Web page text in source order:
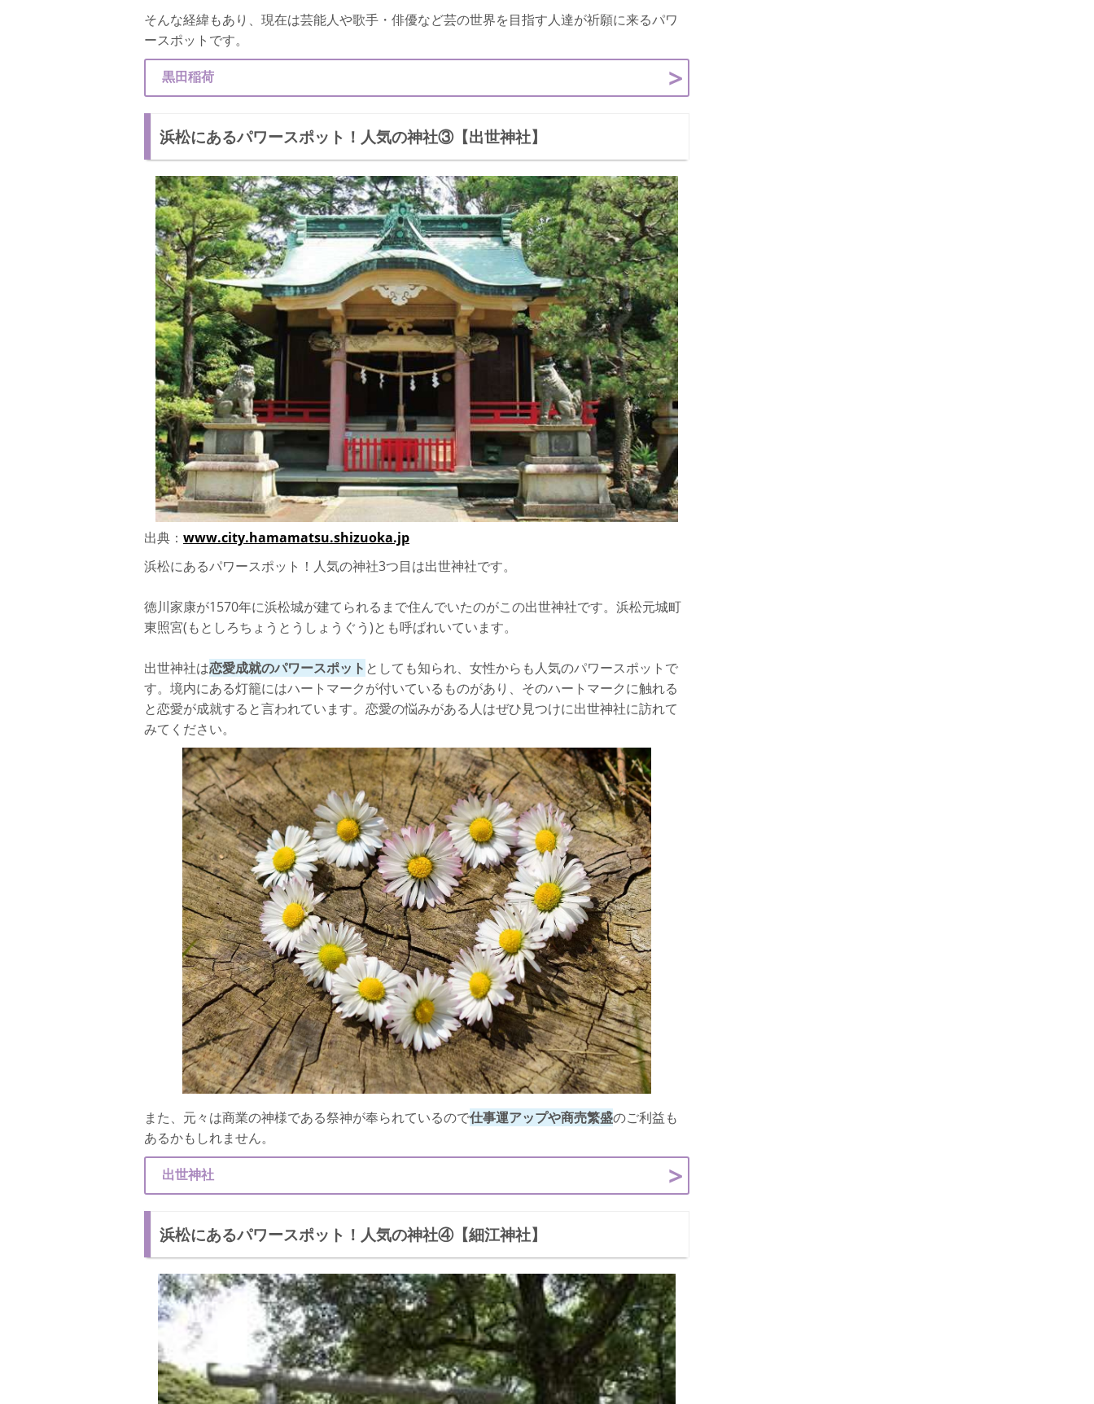
そんな経緯もあり、現在は芸能人や歌手・俳優など芸の世界を目指す人達が祈願に来るパワ
ースポットです。
黒田稲荷
浜松にあるパワースポット！人気の神社③【出世神社】
出典： www.city.hamamatsu.shizuoka.jp
浜松にあるパワースポット！人気の神社3つ目は出世神社です。
徳川家康が1570年に浜松城が建てられるまで住んでいたのがこの出世神社です。浜松元城町
東照宮(もとしろちょうとうしょうぐう)とも呼ばれいています。
出世神社は恋愛成就のパワースポット としても知られ、女性からも人気のパワースポットで
す。境内にある灯籠にはハートマークが付いているものがあり、そのハートマークに触れる
と恋愛が成就すると言われています。恋愛の悩みがある人はぜひ見つけに出世神社に訪れて
みてください。
また、元々は商業の神様である祭神が奉られているので仕事運アップや商売繁盛のご利益も
あるかもしれません。
出世神社
浜松にあるパワースポット！人気の神社④【細江神社】